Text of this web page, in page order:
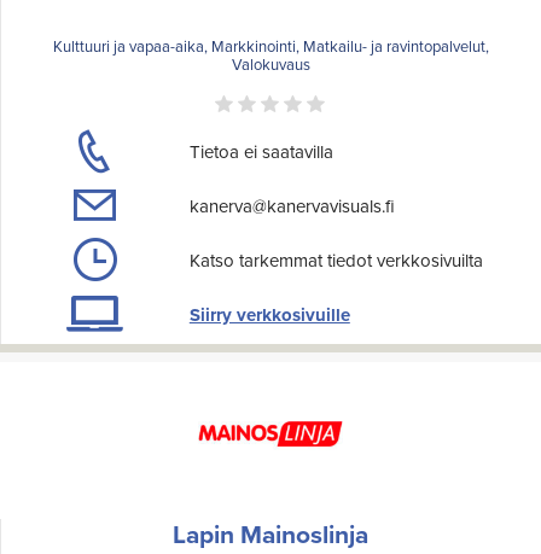
Kulttuuri ja vapaa-aika, Markkinointi, Matkailu- ja ravintopalvelut,
Valokuvaus
Tietoa ei saatavilla
kanerva@kanervavisuals.fi
Katso tarkemmat tiedot verkkosivuilta
Siirry verkkosivuille
Lapin Mainoslinja